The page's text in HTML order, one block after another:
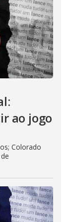
ao jogo
Colorado